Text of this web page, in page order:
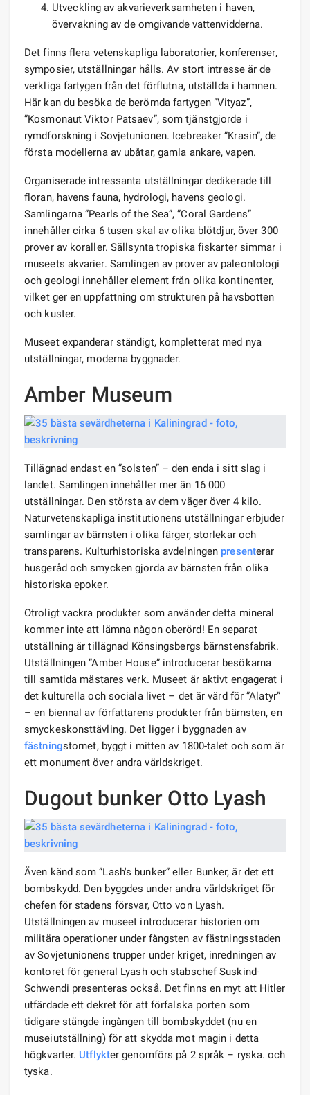
Utveckling av akvarieverksamheten i haven,
övervakning av de omgivande vattenvidderna.
Det finns flera vetenskapliga laboratorier, konferenser,
symposier, utställningar hålls. Av stort intresse är de
verkliga fartygen från det förflutna, utställda i hamnen.
Här kan du besöka de berömda fartygen ”Vityaz”,
”Kosmonaut Viktor Patsaev”, som tjänstgjorde i
rymdforskning i Sovjetunionen. Icebreaker ”Krasin”, de
första modellerna av ubåtar, gamla ankare, vapen.
Organiserade intressanta utställningar dedikerade till
floran, havens fauna, hydrologi, havens geologi.
Samlingarna ”Pearls of the Sea”, ”Coral Gardens”
innehåller cirka 6 tusen skal av olika blötdjur, över 300
prover av koraller. Sällsynta tropiska fiskarter simmar i
museets akvarier. Samlingen av prover av paleontologi
och geologi innehåller element från olika kontinenter,
vilket ger en uppfattning om strukturen på havsbotten
och kuster.
Museet expanderar ständigt, kompletterat med nya
utställningar, moderna byggnader.
Amber Museum
Tillägnad endast en ”solsten” – den enda i sitt slag i
landet. Samlingen innehåller mer än 16 000
utställningar. Den största av dem väger över 4 kilo.
Naturvetenskapliga institutionens utställningar erbjuder
samlingar av bärnsten i olika färger, storlekar och
transparens. Kulturhistoriska avdelningen presenterar
husgeråd och smycken gjorda av bärnsten från olika
historiska epoker.
Otroligt vackra produkter som använder detta mineral
kommer inte att lämna någon oberörd! En separat
utställning är tillägnad Könsingsbergs bärnstensfabrik.
Utställningen ”Amber House” introducerar besökarna
till samtida mästares verk. Museet är aktivt engagerat i
det kulturella och sociala livet – det är värd för ”Alatyr”
– en biennal av författarens produkter från bärnsten, en
smyckeskonsttävling. Det ligger i byggnaden av
fästningstornet, byggt i mitten av 1800-talet och som är
ett monument över andra världskriget.
Dugout bunker Otto Lyash
Även känd som ”Lash's bunker” eller Bunker, är det ett
bombskydd. Den byggdes under andra världskriget för
chefen för stadens försvar, Otto von Lyash.
Utställningen av museet introducerar historien om
militära operationer under fångsten av fästningsstaden
av Sovjetunionens trupper under kriget, inredningen av
kontoret för general Lyash och stabschef Suskind-
Schwendi presenteras också. Det finns en myt att Hitler
utfärdade ett dekret för att förfalska porten som
tidigare stängde ingången till bombskyddet (nu en
museiutställning) för att skydda mot magin i detta
högkvarter. Utflykter genomförs på 2 språk – ryska. och
tyska.